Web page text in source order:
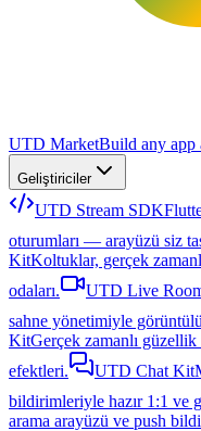
UTD MarketBuild any app
Geliştiriciler
UTD Stream SDK
oturumları — arayüzü siz
KitKoltuklar, gerçek
odaları.
UTD Live
sahne yönetimiyle
KitGerçek zamanlı
efektleri.
UTD Chat Kit
bildirimleriyle hazır 1:1 ve
arama arayüzü ve push